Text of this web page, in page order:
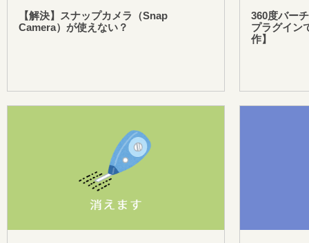
【解決】スナップカメラ（Snap
Camera）が使えない？
360度バー
プラグイン
作】